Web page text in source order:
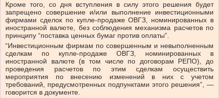
Кроме того, со дня вступления в силу этого решения будет
запрещено совершение и/или выполнение инвестиционными
фирмами сделок по купле-продаже ОВГЗ, номинированных в
иностранной валюте, без соблюдения механизма расчетов по
принципу “поставка ценных бумаг против оплаты”.
“Инвестиционным фирмам по совершенным и невыполненным
сделкам по купле-продаже ОВГЗ, номинированных в
иностранной валюте (в том числе по договорам РЕПО), до
проведения расчетов по этим сделкам осуществить
мероприятия по внесению изменений в них с учетом
требований, предусмотренных подпунктами этого решения”, —
говорится в документе.